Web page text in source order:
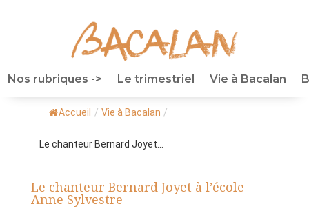
Nos rubriques -> Le trimestriel Vie à Bacalan
Accueil / Vie à Bacalan /
Le chanteur Bernard Joyet...
Le chanteur Bernard Joyet à l’école
Anne Sylvestre